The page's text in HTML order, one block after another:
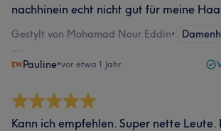
nachhinein echt nicht gut für meine
Gestylt von Mohamad Nour Eddin•
Pauline•vor etwa 1 Jahr
Kann ich empfehlen. Super nette Leute.